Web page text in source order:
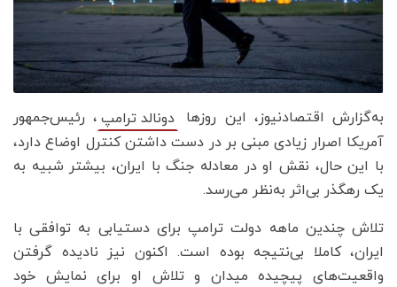
به‌گزارش اقتصادنیوز، این روزها دونالد ترامپ ، رئیس‌جمهور
آمریکا اصرار زیادی مبنی بر در دست داشتن کنترل اوضاع دارد،
با این حال، نقش او در معادله جنگ با ایران، بیشتر شبیه به
یک رهگذر بی‌اثر به‌نظر می‌رسد.
تلاش چندین ماهه دولت ترامپ برای دستیابی به توافقی با
ایران، کاملا بی‌نتیجه‌ بوده است. اکنون نیز نادیده گرفتن
واقعیت‌های پیچیده میدان و تلاش او برای نمایش خود